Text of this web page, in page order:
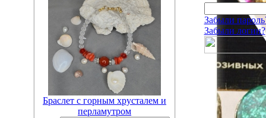
Браслет с горным хрусталем и
перламутром
Забыли
Забыли логин?